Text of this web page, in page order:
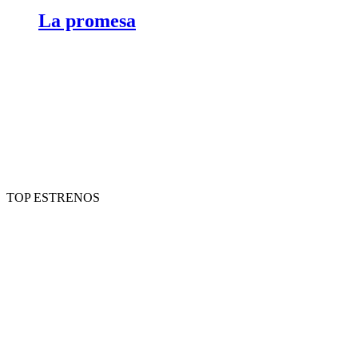
La promesa
TOP ESTRENOS